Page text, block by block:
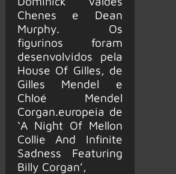
Chenes e Dean
Murphy. Os
figurinos foram
desenvolvidos pela
House Of Gilles, de
Gilles Mendel e
Chloé Mendel
Corgan.europeia de
‘A Night Of Mellon
Collie And Infinite
Sadness Featuring
Billy Corgan’,